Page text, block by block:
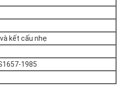
kết cấu nhẹ
1985